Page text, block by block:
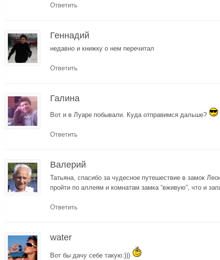
Ответить
Геннадий
недавно и книжку о нем перечитал
Ответить
Галина
Вот и в Луаре побывали. Куда отправимся дальше?
Ответить
Валерий
Татьяна, спасибо за чудесное путешествие в замок
пройти по аллеям и комнатам замка “вживую”, что и
Ответить
water
Вот бы дачу себе такую:)))